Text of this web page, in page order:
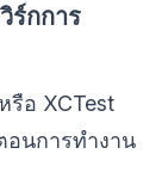
ร์กการ
รือ XCTest
นการทำงาน